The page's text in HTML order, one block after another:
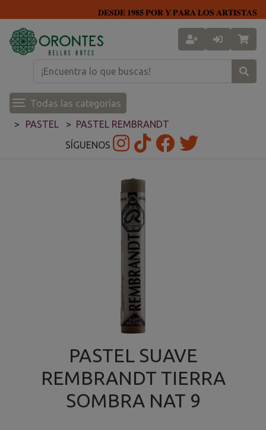
𝐃𝐄𝐒𝐃𝐄 𝟏𝟗𝟖𝟓 𝐏𝐎𝐑 𝐘 𝐏𝐀𝐑𝐀 𝐋𝐎𝐒 𝐀𝐑𝐓𝐈𝐒𝐓𝐀𝐒
Todas las categorías
PASTEL
PASTEL REMBRANDT
SÍGUENOS
PASTEL SUAVE
REMBRANDT TIERRA
SOMBRA NAT 9